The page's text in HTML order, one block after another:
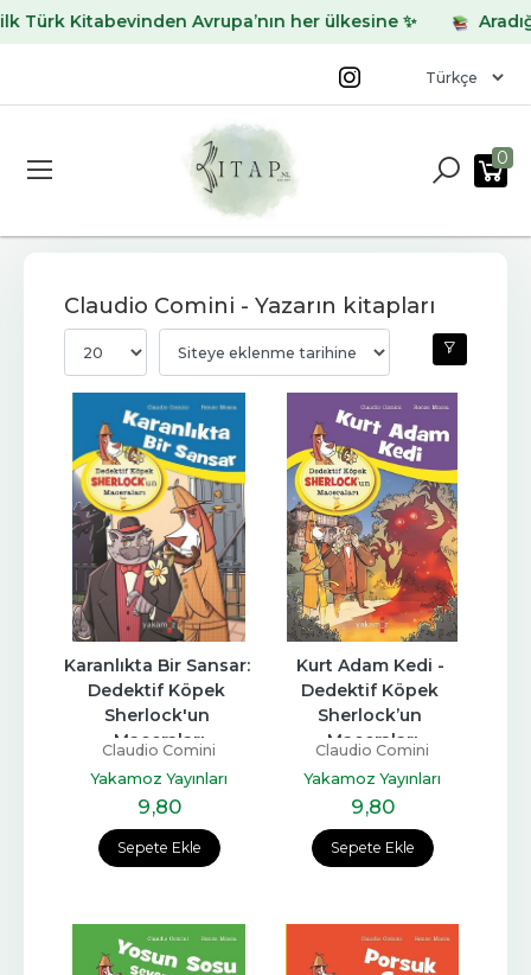
Kitabevinden Avrupa’nın her ülkesine ✨
0
Claudio Comini - Yazarın kitapları
Sepete Ekle
Karanlıkta Bir Sansar:
Dedektif Köpek
Sherlock'un
Maceraları
Claudio Comini
Yakamoz Yayınları
9,80
Sepete Ekle
Kurt Adam Kedi -
Dedektif Köpek
Sherlock’un
Maceraları
Claudio Comini
Yakamoz Yayınları
9,80